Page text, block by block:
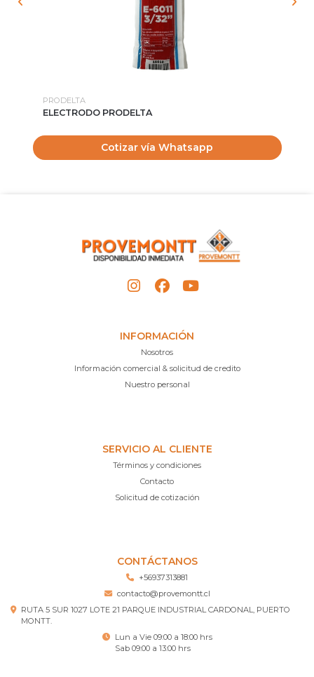
PRODELTA
ELECTRODO PRODELTA
Cotizar vía Whatsapp
INFORMACIÓN
Nosotros
Información comercial & solicitud de credito
Nuestro personal
SERVICIO AL CLIENTE
Términos y condiciones
Contacto
Solicitud de cotización
CONTÁCTANOS
+56937313881
contacto@provemontt.cl
RUTA 5 SUR 1027 LOTE 21 PARQUE INDUSTRIAL CARDONAL, PUERTO
MONTT.
Lun a Vie 09:00 a 18:00 hrs
Sab 09:00 a 13:00 hrs